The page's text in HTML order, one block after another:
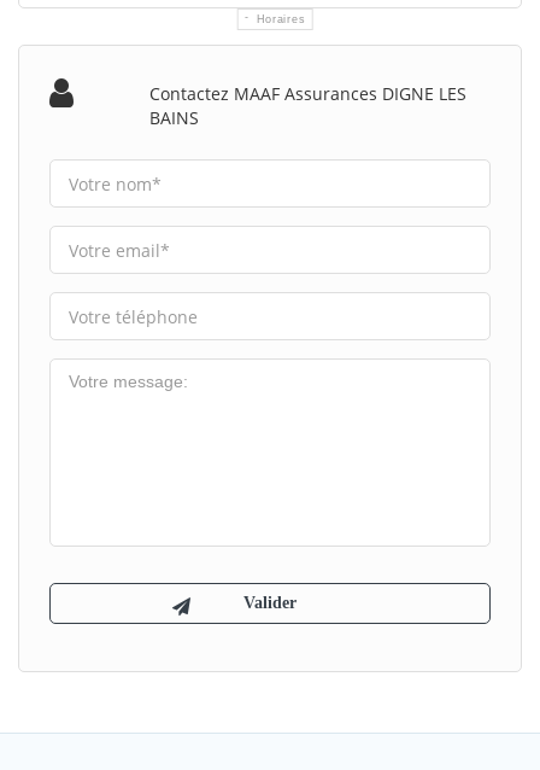
Horaires
Contactez MAAF Assurances DIGNE LES
BAINS